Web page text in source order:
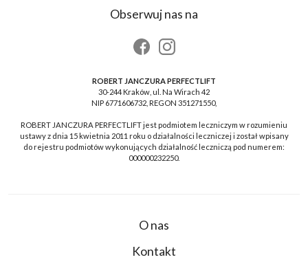
Obserwuj nas na
ROBERT JANCZURA PERFECTLIFT
30-244 Kraków, ul. Na Wirach 42
NIP 6771606732, REGON 351271550,
ROBERT JANCZURA PERFECTLIFT jest podmiotem leczniczym w rozumieniu
ustawy z dnia 15 kwietnia 2011 roku o działalności leczniczej i został wpisany
do rejestru podmiotów wykonujących działalność leczniczą pod numerem:
000000232250.
O nas
Kontakt